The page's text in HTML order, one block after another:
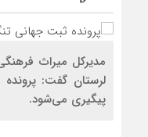
مدیرکل میراث
لرستان گفت:
پیگیری می‌شود.